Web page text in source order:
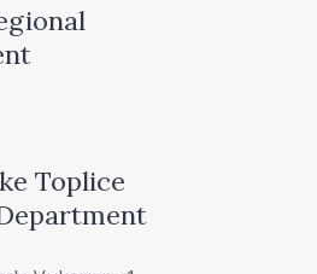
Toplice